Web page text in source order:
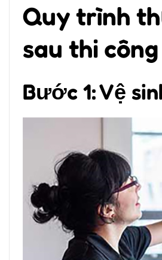
Quy trình
sau thi
Bước 1: Vệ